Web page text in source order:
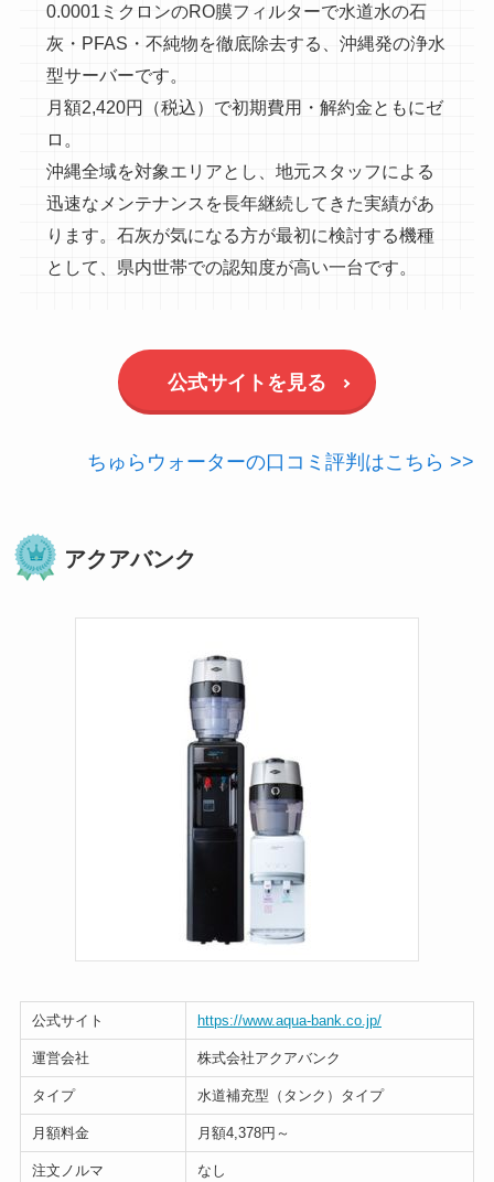
0.0001ミクロンのRO膜フィルターで水道水の石
灰・PFAS・不純物を徹底除去する、沖縄発の浄水
型サーバーです。
月額2,420円（税込）で初期費用・解約金ともにゼ
ロ。
沖縄全域を対象エリアとし、地元スタッフによる
迅速なメンテナンスを長年継続してきた実績があ
ります。石灰が気になる方が最初に検討する機種
として、県内世帯での認知度が高い一台です。
公式サイトを見る
ちゅらウォーターの口コミ評判はこちら >>
アクアバンク
公式サイト https://www.aqua-bank.co.jp/
運営会社 株式会社アクアバンク
タイプ 水道補充型（タンク）タイプ
月額料金 月額4,378円～
注文ノルマ なし